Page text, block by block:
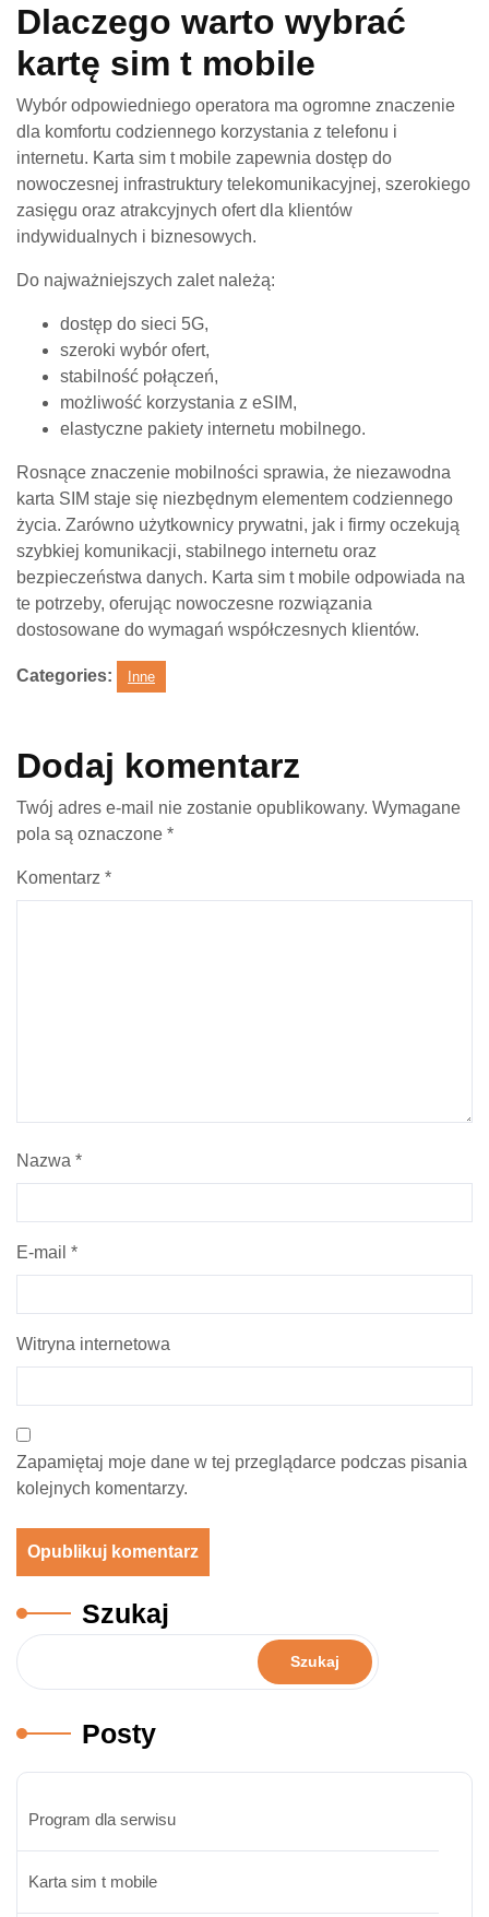
Dlaczego warto wybrać
kartę sim t mobile
Wybór odpowiedniego operatora ma ogromne znaczenie
dla komfortu codziennego korzystania z telefonu i
internetu. Karta sim t mobile zapewnia dostęp do
nowoczesnej infrastruktury telekomunikacyjnej, szerokiego
zasięgu oraz atrakcyjnych ofert dla klientów
indywidualnych i biznesowych.
Do najważniejszych zalet należą:
dostęp do sieci 5G,
szeroki wybór ofert,
stabilność połączeń,
możliwość korzystania z eSIM,
elastyczne pakiety internetu mobilnego.
Rosnące znaczenie mobilności sprawia, że niezawodna
karta SIM staje się niezbędnym elementem codziennego
życia. Zarówno użytkownicy prywatni, jak i firmy oczekują
szybkiej komunikacji, stabilnego internetu oraz
bezpieczeństwa danych. Karta sim t mobile odpowiada na
te potrzeby, oferując nowoczesne rozwiązania
dostosowane do wymagań współczesnych klientów.
Categories: Inne
Dodaj komentarz
Twój adres e-mail nie zostanie opublikowany. Wymagane
pola są oznaczone *
Komentarz *
Nazwa *
E-mail *
Witryna internetowa
Zapamiętaj moje dane w tej przeglądarce podczas pisania
kolejnych komentarzy.
Szukaj
Szukaj
Posty
Program dla serwisu
Karta sim t mobile